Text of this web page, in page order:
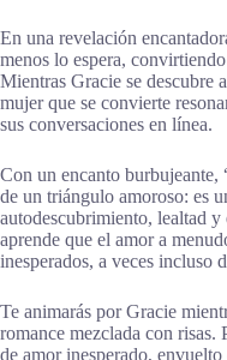
En una revelación
menos lo espera,
Mientras Gracie se descubre
mujer que se convierte
sus conversaciones en línea.
Con un encanto
de un triángulo amoroso: es
autodescubrimiento, lealtad
aprende que el amor a
inesperados, a veces incluso
Te animarás por Gracie
romance mezclada con risas.
de amor inesperado,